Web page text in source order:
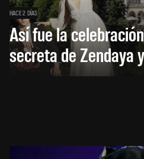
HACE 2 DÍAS
Así fue la
secreta de Zendaya